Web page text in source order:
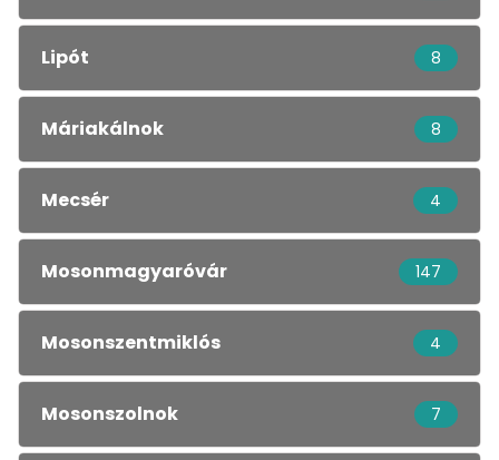
Lipót 8
Máriakálnok 8
Mecsér 4
Mosonmagyaróvár 147
Mosonszentmiklós 4
Mosonszolnok 7